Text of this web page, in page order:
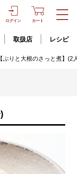
ログイン カート
取扱店 レシピ
【ぶりと大根のさっと煮】(2